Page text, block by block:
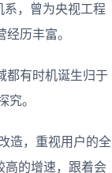
，曾为央视工程
历丰富。
都有时机诞生归于
。
造，重视用户的全
高的增速，跟着会